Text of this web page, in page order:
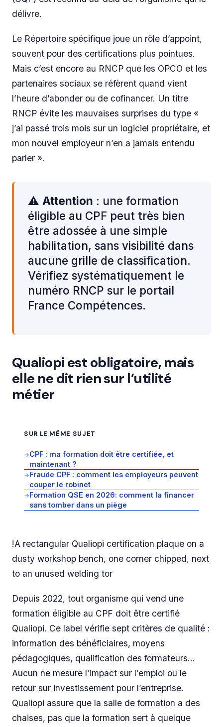
délivre.
Le Répertoire spécifique joue un rôle d’appoint,
souvent pour des certifications plus pointues.
Mais c’est encore au RNCP que les OPCO et les
partenaires sociaux se réfèrent quand vient
l’heure d’abonder ou de cofinancer. Un titre
RNCP évite les mauvaises surprises du type «
j’ai passé trois mois sur un logiciel propriétaire, et
mon nouvel employeur n’en a jamais entendu
parler ».
⚠️ Attention : une formation
éligible au CPF peut très bien
être adossée à une simple
habilitation, sans visibilité dans
aucune grille de classification.
Vérifiez systématiquement le
numéro RNCP sur le portail
France Compétences.
Qualiopi est obligatoire, mais
elle ne dit rien sur l’utilité
métier
SUR LE MÊME SUJET
→CPF : ma formation doit être certifiée, et
maintenant ?
→Fraude CPF : comment les employeurs peuvent
couper le robinet
→Formation QSE en 2026: comment la financer
sans tomber dans un piège
!A rectangular Qualiopi certification plaque on a
dusty workshop bench, one corner chipped, next
to an unused welding tor
Depuis 2022, tout organisme qui vend une
formation éligible au CPF doit être certifié
Qualiopi. Ce label vérifie sept critères de qualité :
information des bénéficiaires, moyens
pédagogiques, qualification des formateurs…
Aucun ne mesure l’impact sur l’emploi ou le
retour sur investissement pour l’entreprise.
Qualiopi assure que la salle de formation a des
chaises, pas que la formation sert à quelque